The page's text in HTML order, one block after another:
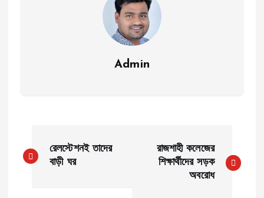
Admin
o
রেলস্টেশনই তাদের
বাড়ী ঘর
রাজশাহী কলেজের
শিক্ষার্থীদের সড়ক
অবরোধ